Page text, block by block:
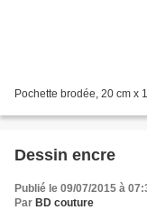
Pochette brodée, 20 cm x
Dessin encre
Publié le 09/07/2015 à
Par BD couture